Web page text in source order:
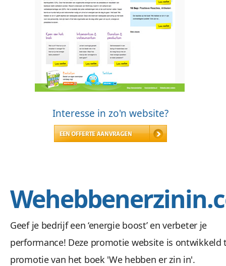
Interesse in zo'n website?
Geef je bedrijf een ‘energie boost’ en verbeter je
performance! Deze promotie website is ontwikkeld
promotie van het boek 'We hebben er zin in'.